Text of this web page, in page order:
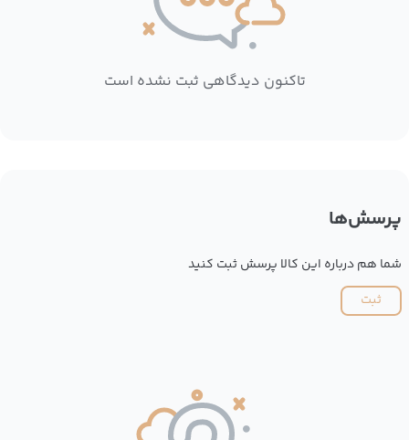
تاکنون دیدگاهی ثبت نشده است
پرسش‌ها
شما هم درباره این کالا پرسش ثبت کنید
ثبت